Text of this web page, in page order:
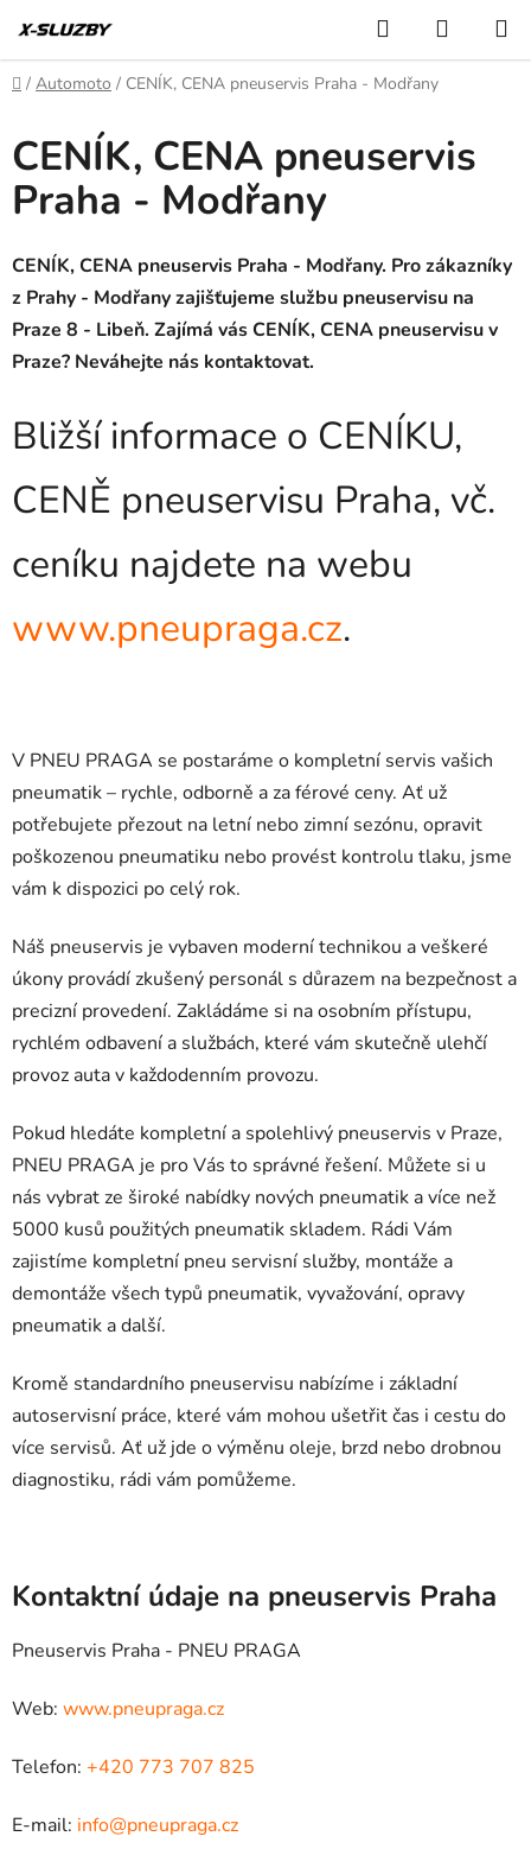
na
obsah
Hledat
KOŠÍK
Domů
/ Automoto / CENÍK, CENA pneuservis Praha - Modřany
CENÍK, CENA pneuservis
Praha - Modřany
CENÍK, CENA pneuservis Praha - Modřany. Pro zákazníky
z Prahy - Modřany zajišťujeme službu pneuservisu na
Praze 8 - Libeň. Zajímá vás CENÍK, CENA pneuservisu v
Praze? Neváhejte nás kontaktovat.
Bližší informace o CENÍKU,
CENĚ pneuservisu Praha, vč.
ceníku najdete na webu
www.pneupraga.cz.
V PNEU PRAGA se postaráme o kompletní servis vašich
pneumatik – rychle, odborně a za férové ceny. Ať už
potřebujete přezout na letní nebo zimní sezónu, opravit
poškozenou pneumatiku nebo provést kontrolu tlaku, jsme
vám k dispozici po celý rok.
Náš pneuservis je vybaven moderní technikou a veškeré
úkony provádí zkušený personál s důrazem na bezpečnost a
precizní provedení. Zakládáme si na osobním přístupu,
rychlém odbavení a službách, které vám skutečně ulehčí
provoz auta v každodenním provozu.
Pokud hledáte kompletní a spolehlivý pneuservis v Praze,
PNEU PRAGA je pro Vás to správné řešení. Můžete si u
nás vybrat ze široké nabídky nových pneumatik a více než
5000 kusů použitých pneumatik skladem. Rádi Vám
zajistíme kompletní pneu servisní služby, montáže a
demontáže všech typů pneumatik, vyvažování, opravy
pneumatik a další.
Kromě standardního pneuservisu nabízíme i základní
autoservisní práce, které vám mohou ušetřit čas i cestu do
více servisů. Ať už jde o výměnu oleje, brzd nebo drobnou
diagnostiku, rádi vám pomůžeme.
Kontaktní údaje na pneuservis Praha
Pneuservis Praha - PNEU PRAGA
Web: www.pneupraga.cz
Telefon: +420 773 707 825
E-mail: info@pneupraga.cz